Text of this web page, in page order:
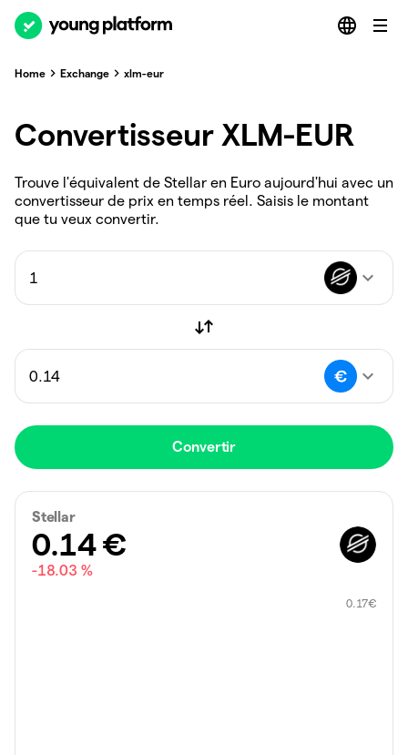
Home Exchange xlm-eur
Convertisseur XLM-EUR
Trouve l'équivalent de Stellar en Euro aujourd'hui avec un
convertisseur de prix en temps réel. Saisis le montant
que tu veux convertir.
Convertir
Stellar
0.14 €
-18.03 %
0.17€